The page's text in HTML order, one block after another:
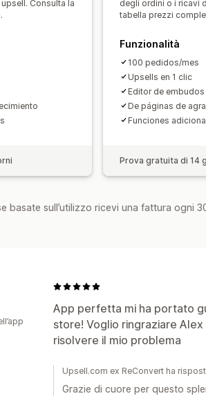
Percentuali di clic
Performance delle
Prestazioni del funnel
Consulta la
degli ordini o i ricavi
tabella prezzi
Funzionalità
100 pedidos/mes
Upsells en 1 clic
Editor de embudos
De páginas de
Funciones
Prova gratuita di 14
basate sull’utilizzo ricevi una fattura ogni
App perfetta mi ha portato
store! Voglio ringraziare
risolvere il mio problema
Upsell.com ex ReConvert ha
Grazie di cuore per questo